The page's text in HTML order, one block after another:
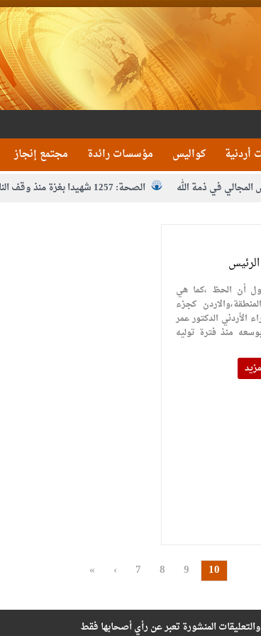
كواليس مؤسسات رائدة مجتمع إنجاز
الصحة: 1257 شهيدا بغزة منذ وقف النار
المجالي في ذمة الله
أن الحظ ،كما هي
كجزء
الأردني الدكتور عمر
منذ فترة توليه
« ‹ 7 8 9 10
المنشورة تعبر عن رأي أصحابها فقط